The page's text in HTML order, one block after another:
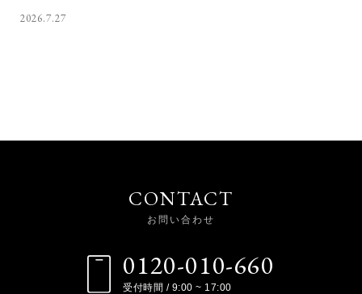
2026.7.27
CONTACT
お問い合わせ
0120-010-660
受付時間 / 9:00 ~ 17:00